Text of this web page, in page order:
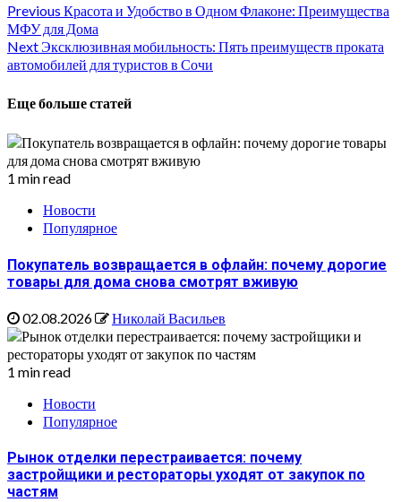
Continue
Reading
Previous Красота и Удобство в Одном Флаконе: Преимущества
МФУ для Дома
NextЭксклюзивная мобильность: Пять преимуществ проката
автомобилей для туристов в Сочи
Еще больше статей
1 min read
Новости
Популярное
Покупатель возвращается в офлайн: почему дорогие
товары для дома снова смотрят вживую
02.08.2026 Николай Васильев
1 min read
Новости
Популярное
Рынок отделки перестраивается: почему
застройщики и рестораторы уходят от закупок по
частям